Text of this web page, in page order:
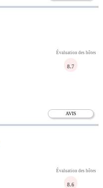
AVIS
Évaluation des hôtes
8.7
Évaluation des hôtes
8.6